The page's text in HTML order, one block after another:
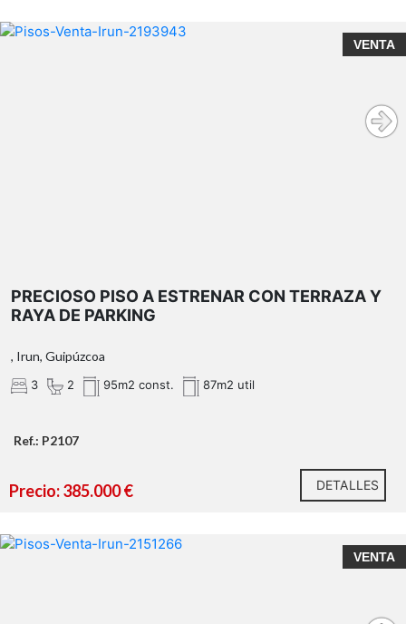
VENTA
PRECIOSO PISO A ESTRENAR CON TERRAZA Y
RAYA DE PARKING
, Irun, Guipúzcoa
3 2 95m2 const. 87m2 util
Ref.: P2107
Precio: 385.000 € DETALLES
VENTA